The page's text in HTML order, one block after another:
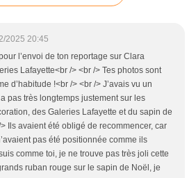
2025 20:45
l’envoi de ton reportage sur Clara
Lafayette<br /> <br /> Tes photos sont
d’habitude !<br /> <br /> J’avais vu un
pas très longtemps justement sur les
des Galeries Lafayette et du sapin de
Ils avaient été obligé de recommencer, car
pas été positionnée comme ils
comme toi, je ne trouve pas très joli cette
ruban rouge sur le sapin de Noël, je